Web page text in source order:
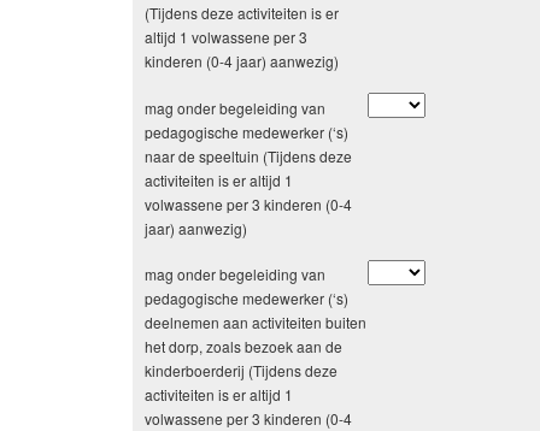
(Tijdens deze activiteiten is er
altijd 1 volwassene per 3
kinderen (0-4 jaar) aanwezig)
mag onder begeleiding van
pedagogische medewerker (‘s)
naar de speeltuin (Tijdens deze
activiteiten is er altijd 1
volwassene per 3 kinderen (0-4
jaar) aanwezig)
mag onder begeleiding van
pedagogische medewerker (‘s)
deelnemen aan activiteiten buiten
het dorp, zoals bezoek aan de
kinderboerderij (Tijdens deze
activiteiten is er altijd 1
volwassene per 3 kinderen (0-4